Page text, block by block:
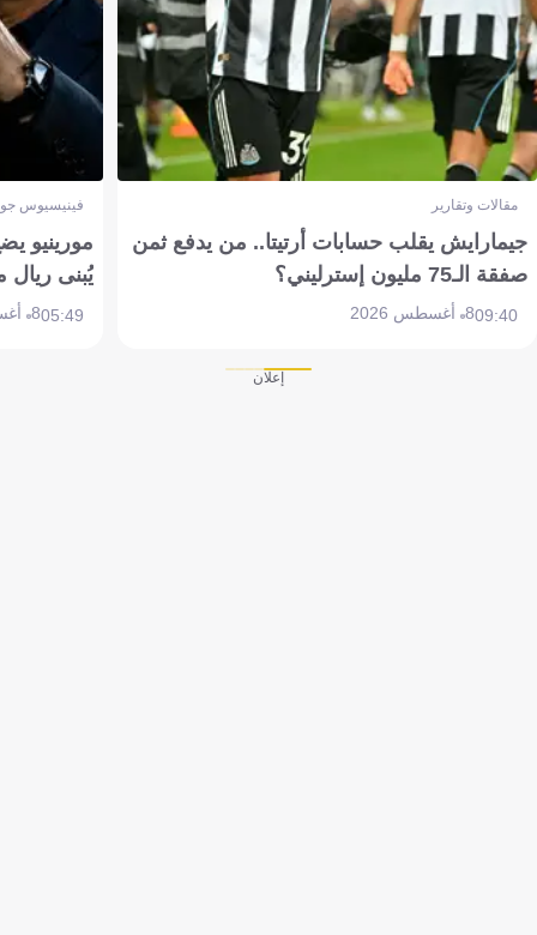
مقالات وتقارير
جيمارايش يقلب حسابات أرتيتا.. من يدفع ثمن
صفقة الـ75 مليون إسترليني؟
09:408 أغسطس 2026
فينيسيوس
مورينيو
يُبنى ريال
05:498 أغسطس 2026
إعلان